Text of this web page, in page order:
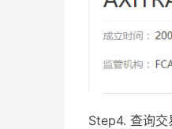
Step4. 查询交